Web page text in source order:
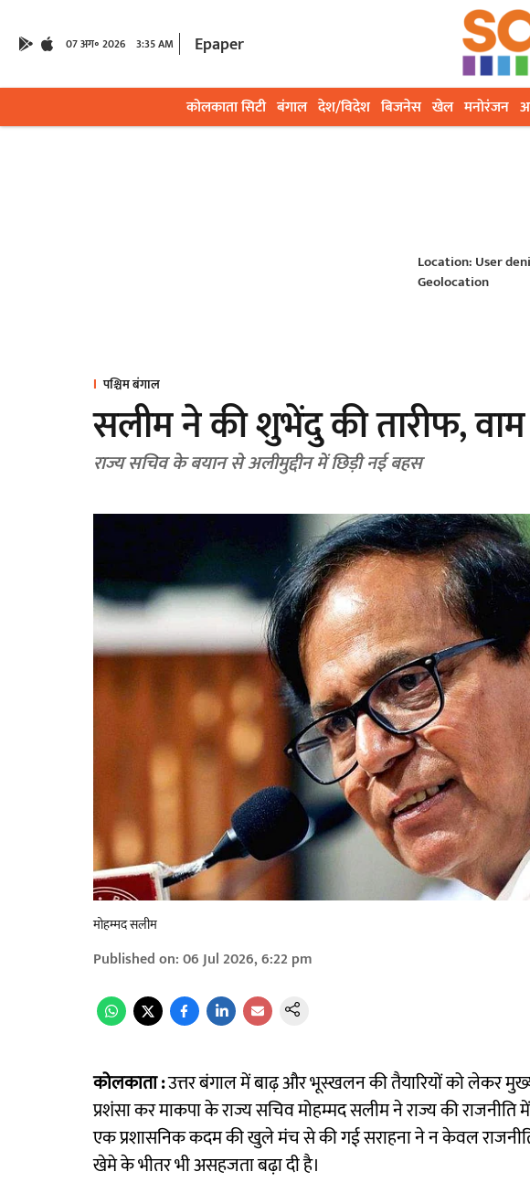
07 अग॰ 2026 3:35 AM Epaper
कोलकाता सिटी बंगाल देश/विदेश बिजनेस खेल मनोरंजन
Location: User
Geolocation
पश्चिम बंगाल
सलीम ने की शुभेंदु की तारीफ,
राज्य सचिव के बयान से अलीमुद्दीन में छिड़ी नई बहस
मोहम्मद सलीम
Published on:06 Jul 2026, 6:22 pm
कोलकाता :उत्तर बंगाल में बाढ़ और भूस्खलन की तैयारियों को लेकर
प्रशंसा कर माकपा के राज्य सचिव मोहम्मद सलीम ने राज्य की
एक प्रशासनिक कदम की खुले मंच से की गई सराहना ने न केवल
खेमे के भीतर भी असहजता बढ़ा दी है।